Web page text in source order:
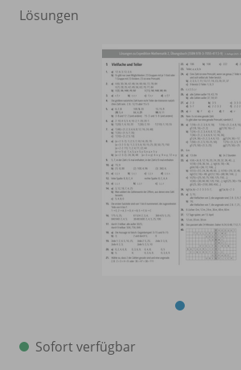
Lösungen
Sofort verfügbar